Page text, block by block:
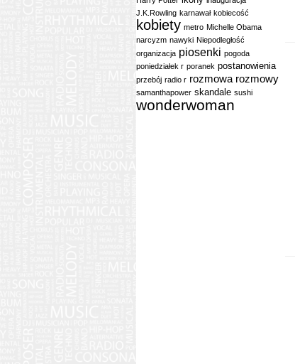
J.K.Rowling karnawał kobiecość
kobiety metro Michelle Obama
narcyzm nawyki Niepodległość
organizacja piosenki pogoda
poniedziałek r poranek postanowienia
przebój radio r rozmowa rozmowy
samanthapower skandale sushi
wonderwoman